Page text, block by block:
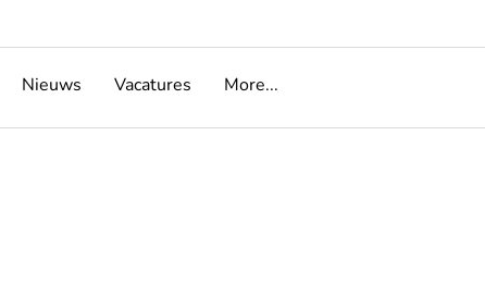
Nieuws Vacatures More...